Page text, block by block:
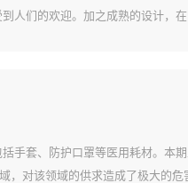
人们的欢迎。加之成熟的设计，
手套、防护口罩等医用耗材。本期
，对该领域的供求造成了极大的危